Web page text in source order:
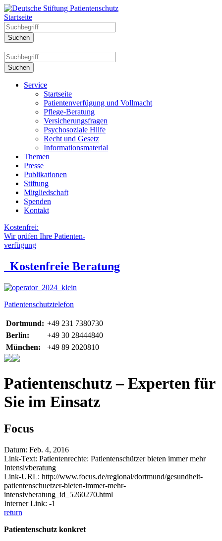
Startseite
Service
Startseite
Patientenverfügung und Vollmacht
Pflege-Beratung
Versicherungsfragen
Psychosoziale Hilfe
Recht und Gesetz
Informationsmaterial
Themen
Presse
Publikationen
Stiftung
Mitgliedschaft
Spenden
Kontakt
Kostenfrei:
Wir prüfen Ihre Patienten-
verfügung
Kostenfreie Beratung
Patientenschutztelefon
Dortmund: +49 231 7380730
Berlin:
+49 30 28444840
München:
+49 89 2020810
Patientenschutz – Experten für
Sie im Einsatz
Focus
Datum: Feb. 4, 2016
Link-Text: Patientenrechte: Patientenschützer bieten immer mehr
Intensivberatung
Link-URL: http://www.focus.de/regional/dortmund/gesundheit-
patientenschuetzer-bieten-immer-mehr-
intensivberatung_id_5260270.html
Interner Link: -1
return
Patientenschutz konkret